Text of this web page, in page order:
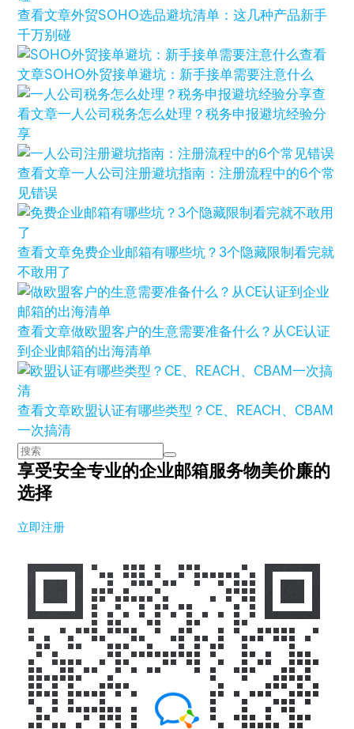
查看文章外贸SOHO选品避坑清单：这几种产品新手
千万别碰
查看
文章SOHO外贸接单避坑：新手接单需要注意什么
查
看文章一人公司税务怎么处理？税务申报避坑经验分
享
查看文章一人公司注册避坑指南：注册流程中的6个常
见错误
查看文章免费企业邮箱有哪些坑？3个隐藏限制看完就
不敢用了
查看文章做欧盟客户的生意需要准备什么？从CE认证
到企业邮箱的出海清单
查看文章欧盟认证有哪些类型？CE、REACH、CBAM
一次搞清
享受安全专业的企业邮箱服务物美价廉的
选择
立即注册